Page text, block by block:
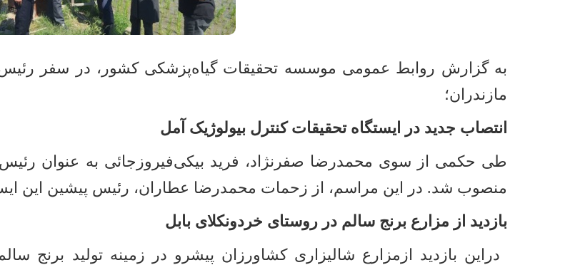
به گزارش روابط عمومی موسسه تحقیقات گیاه‌پزشکی کشور، در سفر
مازندران؛
انتصاب جدید در ایستگاه تحقیقات کنترل بیولوژیک آمل
طی حکمی از سوی محمدرضا صفرنژاد، فرید بیکی‌فیروزجائی به عنوان رئیس
منصوب شد. در این مراسم، از زحمات محمدرضا عطاران، رئیس پیشین این
بازدید از مزارع برنج سالم در روستای خردونکلای بابل
دراین بازدید ازمزارع شالیزاری کشاورزان پیشرو در زمینه تولید برنج